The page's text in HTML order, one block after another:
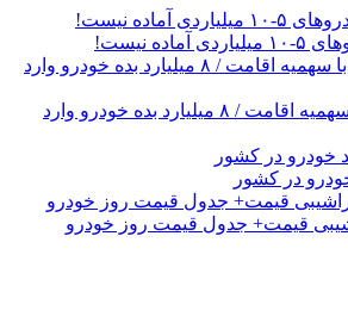
نیست!
کاسبی خارج‌نشین‌ها با سهمیه اقامت / ۸ میلیارد بده خودرو وارد
قیمت+ جدول قیمت روز خودرو